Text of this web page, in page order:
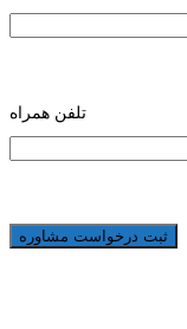
تلفن همراه